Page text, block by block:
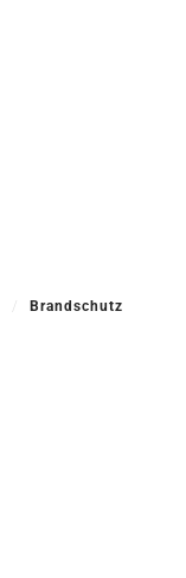
Brandschutz